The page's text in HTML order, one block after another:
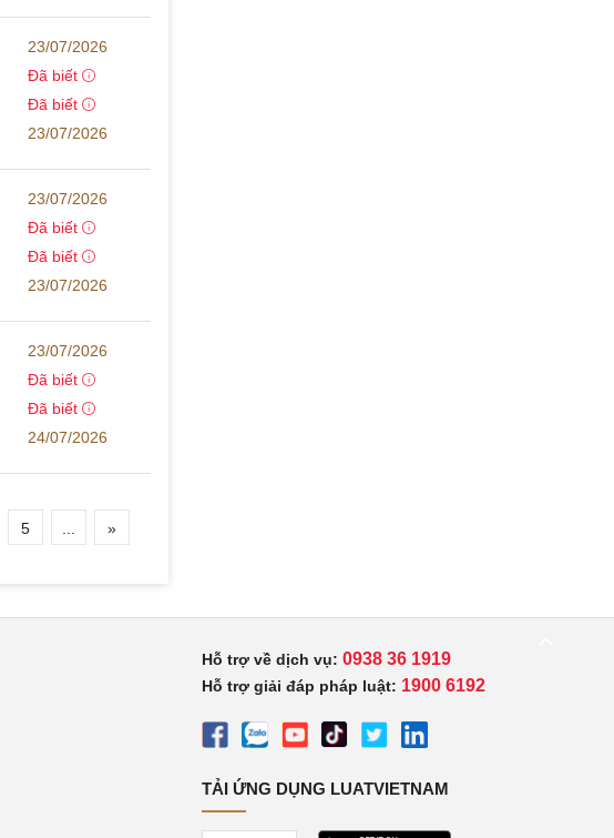
23/07/2026
Đã biết
Đã biết
23/07/2026
23/07/2026
Đã biết
Đã biết
23/07/2026
23/07/2026
Đã biết
Đã biết
24/07/2026
5 »
Hỗ trợ về dịch vụ: 0938 36 1919
Hỗ trợ giải đáp pháp luật: 1900 6192
TẢI ỨNG DỤNG LUATVIETNAM